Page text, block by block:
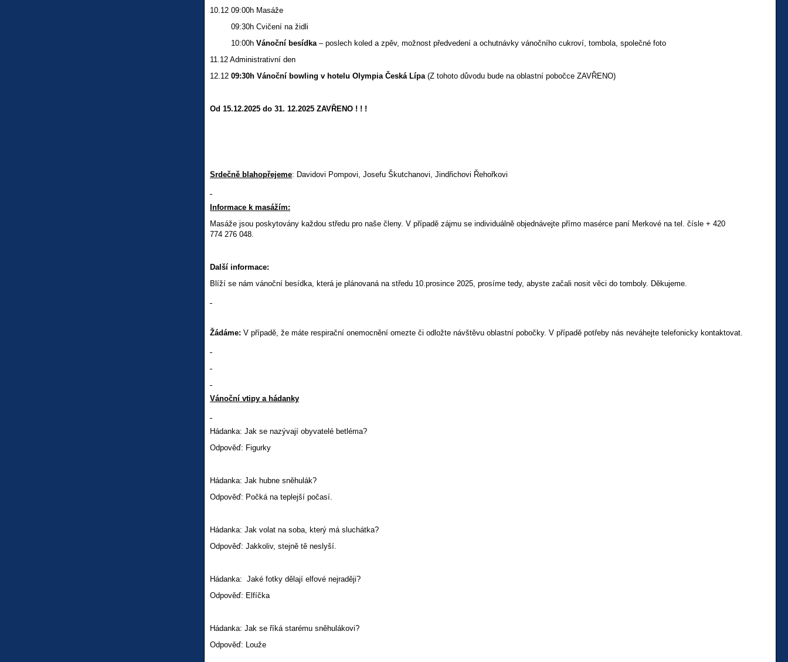
10.12 09:00h Masáže
09:30h Cvičení na židli
10:00h Vánoční besídka – poslech koled a zpěv, možnost předvedení a ochutnávky vánočního cukroví, tombola, společné foto
11.12 Administrativní den
12.12 09:30h Vánoční bowling v hotelu Olympia Česká Lípa (Z tohoto důvodu bude na oblastní pobočce ZAVŘENO)
Od 15.12.2025 do 31. 12.2025 ZAVŘENO ! ! !
Srdečně blahopřejeme: Davidovi Pompovi, Josefu Škutchanovi, Jindřichovi Řehořkovi
Informace k masážím:
Masáže jsou poskytovány každou středu pro naše členy. V případě zájmu se individuálně objednávejte přímo masérce paní Merkové na tel. čísle + 420
774 276 048.
Další informace:
Blíží se nám vánoční besídka, která je plánovaná na středu 10.prosince 2025, prosíme tedy, abyste začali nosit věci do tomboly. Děkujeme.
Žádáme: V případě, že máte respirační onemocnění omezte či odložte návštěvu oblastní pobočky. V případě potřeby nás neváhejte telefonicky kontaktovat.
Vánoční vtipy a hádanky
Hádanka: Jak se nazývají obyvatelé betléma?
Odpověď: Figurky
Hádanka: Jak hubne sněhulák?
Odpověď: Počká na teplejší počasí.
Hádanka: Jak volat na soba, který má sluchátka?
Odpověď: Jakkoliv, stejně tě neslyší.
Hádanka: Jaké fotky dělají elfové nejraději?
Odpověď: Elfíčka
Hádanka: Jak se říká starému sněhulákovi?
Odpověď: Louže